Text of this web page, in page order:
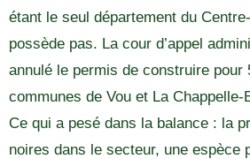
étant le seul département du
possède pas. La cour d’appel
annulé le permis de construire pour
communes de Vou et La
Ce qui a pesé dans la balance : la
noires dans le secteur, une espèce